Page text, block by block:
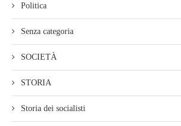
Politica
Senza categoria
SOCIETÀ
STORIA
Storia dei socialisti